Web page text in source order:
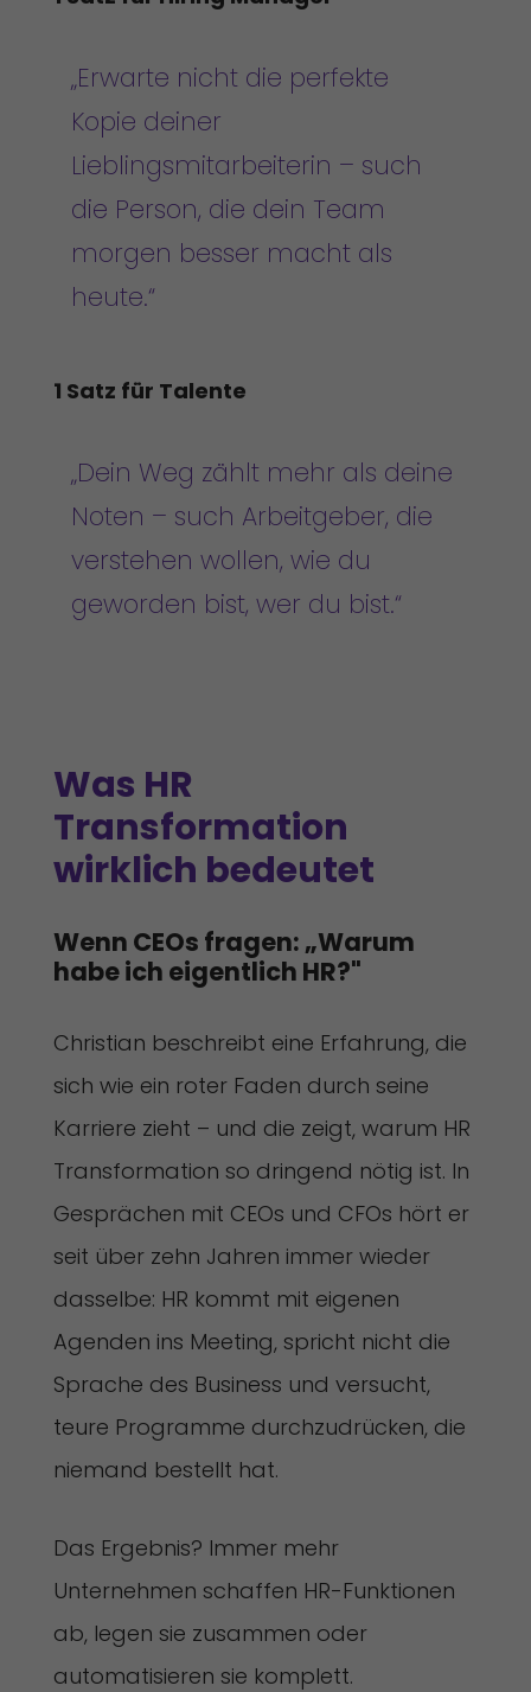
„Erwarte nicht die perfekte
Kopie deiner
Lieblingsmitarbeiterin – such
die Person, die dein Team
morgen besser macht als
heute.“
1 Satz für Talente
„Dein Weg zählt mehr als deine
Noten – such Arbeitgeber, die
verstehen wollen, wie du
geworden bist, wer du bist.“
Was HR
Transformation
wirklich bedeutet
Wenn CEOs fragen: „Warum
habe ich eigentlich HR?"
Christian beschreibt eine Erfahrung, die
sich wie ein roter Faden durch seine
Karriere zieht – und die zeigt, warum HR
Transformation so dringend nötig ist. In
Gesprächen mit CEOs und CFOs hört er
seit über zehn Jahren immer wieder
dasselbe: HR kommt mit eigenen
Agenden ins Meeting, spricht nicht die
Sprache des Business und versucht,
teure Programme durchzudrücken, die
niemand bestellt hat.
Das Ergebnis? Immer mehr
Unternehmen schaffen HR-Funktionen
ab, legen sie zusammen oder
automatisieren sie komplett.